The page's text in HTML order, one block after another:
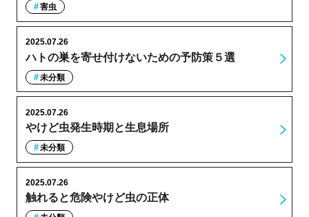
害虫
ハトの巣を寄せ付けないための予防策５選
2025.07.26
未分類
やけど虫発生時期と生息場所
2025.07.26
未分類
触れると危険やけど虫の正体
2025.07.26